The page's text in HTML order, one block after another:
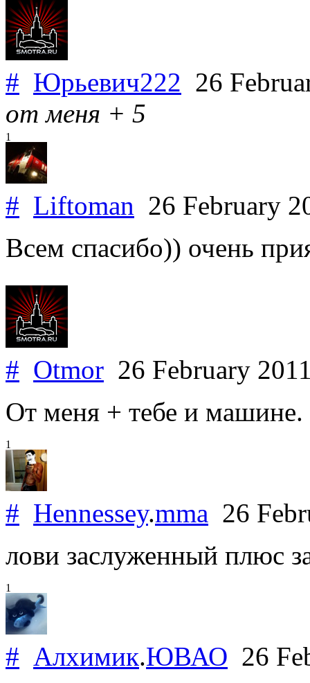
# Юрьевич222 26
от меня + 5
1
# Liftoman 26 February
Всем спасибо)) очень
# Otmor 26 February
От меня + тебе и машине.
1
# Hennessey.mma 26
лови заслуженный плюс
1
# Алхимик.ЮВАО 26